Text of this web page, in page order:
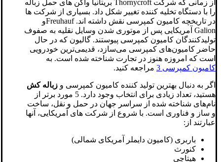
از زمانی که شرکت Thornycroft بریتانیا واگن های حمل زباله
را با دستگاه تخلیه کننده تغییر شکل داد. بسیاری از شرکت ها
در تاریخچه کامیون کمپرسی نقش داشته اند. Freuhaufو
Galion آمریکایی پس از موتوری شدن وسایل نقلیه به صفوف
تولیدکنندگان کامیون کمپرسی پیوستند. گالیون که در حال
حاضر کامیون‌های کمپرسی می‌سازد، قدیمی‌ترین خودرویی
است که امروزه هنوز در تجارت شناخته شده است. به
کامیون کمپرسی 3
مراجعه کنید.
اگر به دنبال بهترین تولید کننده کامیون کمپرسی و زباله کش
هستید، تعداد زیادی برای انتخاب وجود دارد. 5 مورد برتر از
نام‌های شناخته شده از سراسر جهان در حمل و نقل، ساخت
و ساز و فناوری است. با شروع از شرکت های آمریکایی، آنها
عبارتند از:
باربری (کامیون دایملر آمریکای شمالی)
کنورث
هیتاچی